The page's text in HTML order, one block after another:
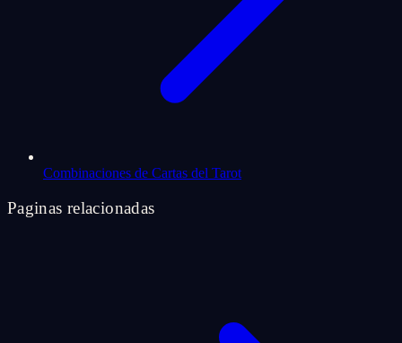
Combinaciones de Cartas del Tarot
Paginas relacionadas